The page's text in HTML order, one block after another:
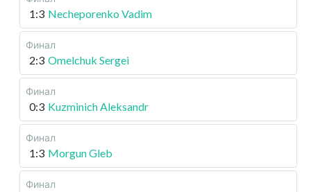
1:3 Necheporenko Vadim
Финал
2:3 Omelchuk Sergei
Финал
0:3 Kuzminich Aleksandr
Финал
1:3 Morgun Gleb
Финал